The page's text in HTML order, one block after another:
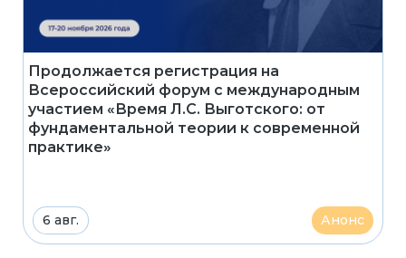
Продолжается регистрация на
Всероссийский форум с международным
участием «Время Л.С. Выготского: от
фундаментальной теории к современной
практике»
6 авг. Анонс